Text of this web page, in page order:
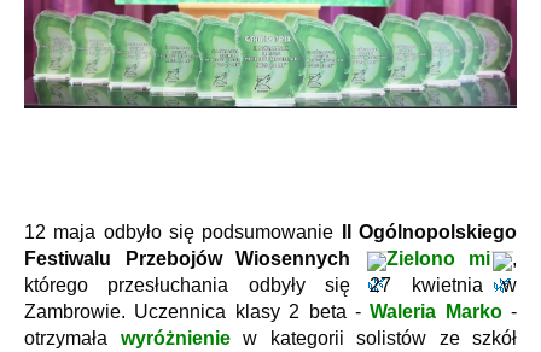
12 maja odbyło się podsumowanie
II Ogólnopolskiego
Festiwalu Przebojów Wiosennych
Zielono mi
,
którego przesłuchania odbyły się 27 kwietnia w
Zambrowie. Uczennica klasy 2 beta - Waleria Marko -
otrzymała wyróżnienie w kategorii solistów ze szkół